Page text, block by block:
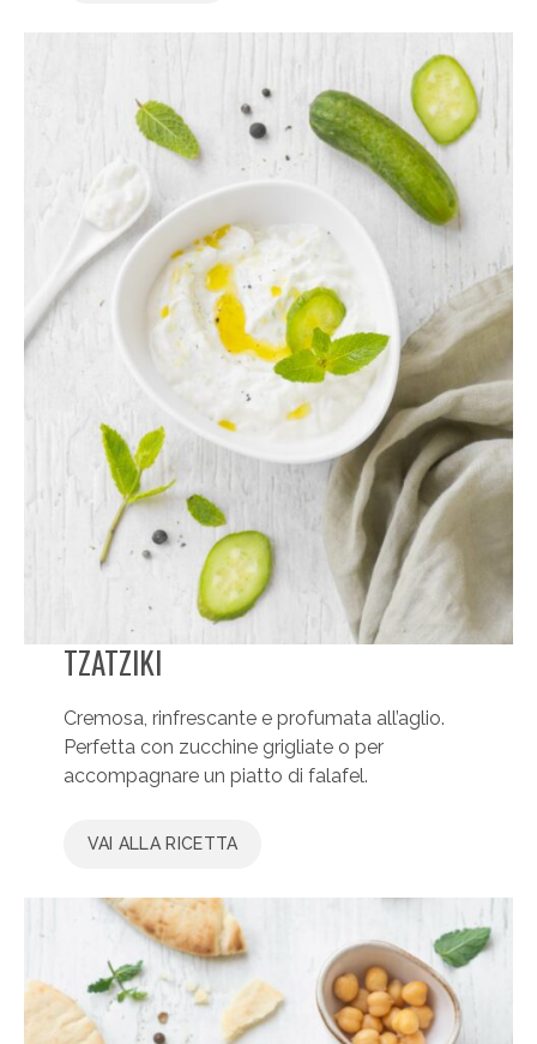
TZATZIKI
Cremosa, rinfrescante e profumata all’aglio.
Perfetta con zucchine grigliate o per
accompagnare un piatto di falafel.
VAI ALLA RICETTA